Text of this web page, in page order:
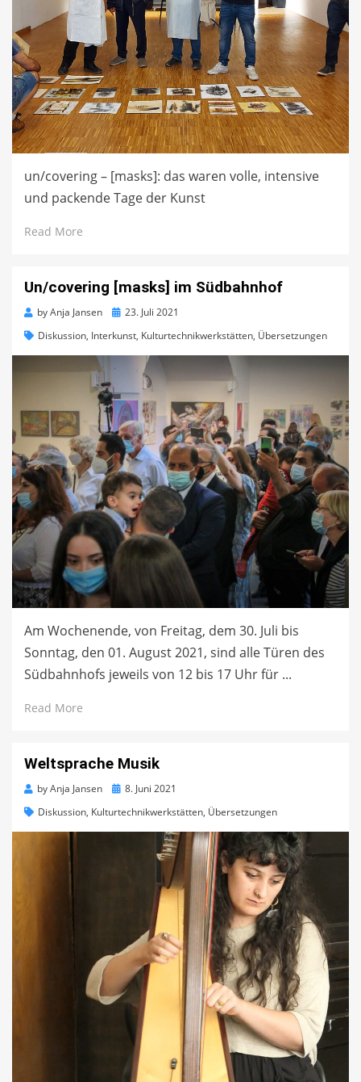
un/covering – [masks]: das waren volle, intensive
und packende Tage der Kunst
Read More
Un/covering [masks] im Südbahnhof
byAnja Jansen
Posted23. Juli 2021
Diskussion, Interkunst, Kulturtechnikwerkstätten, Übersetzungen
Am Wochenende, von Freitag, dem 30. Juli bis
Sonntag, den 01. August 2021, sind alle Türen des
Südbahnhofs jeweils von 12 bis 17 Uhr für ...
Read More
Weltsprache Musik
byAnja Jansen
Posted
8. Juni 2021
Diskussion, Kulturtechnikwerkstätten, Übersetzungen